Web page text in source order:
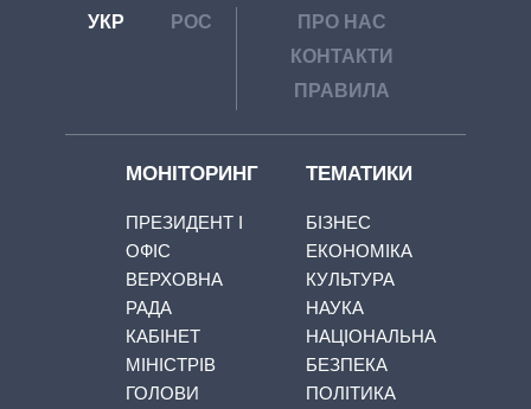
УКР РОС
ПРО НАС
КОНТАКТИ
ПРАВИЛА
МОНІТОРИНГ
ПРЕЗИДЕНТ І
ОФІС
ВЕРХОВНА
РАДА
КАБІНЕТ
МІНІСТРІВ
ГОЛОВИ
ТЕМАТИКИ
БІЗНЕС
ЕКОНОМІКА
КУЛЬТУРА
НАУКА
НАЦІОНАЛЬНА
БЕЗПЕКА
ПОЛІТИКА